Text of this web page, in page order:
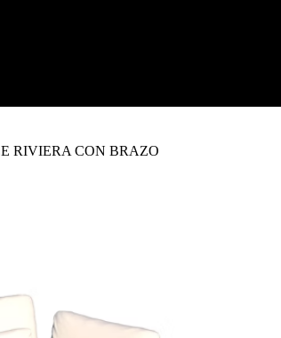
RIVIERA CON BRAZO